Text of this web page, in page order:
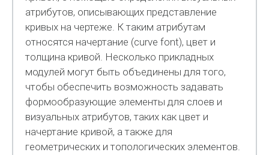
атрибутов, описывающих представление
кривых на чертеже. К таким атрибутам
относятся начертание (curve font), цвет и
толщина кривой. Несколько прикладных
модулей могут быть объединены для того,
чтобы обеспечить возможность задавать
формообразующие элементы для слоев и
визуальных атрибутов, таких как цвет и
начертание кривой, а также для
геометрических и топологических элементов.